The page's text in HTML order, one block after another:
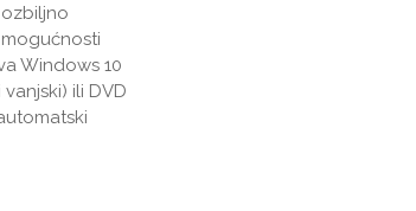
Windows 10
ili DVD